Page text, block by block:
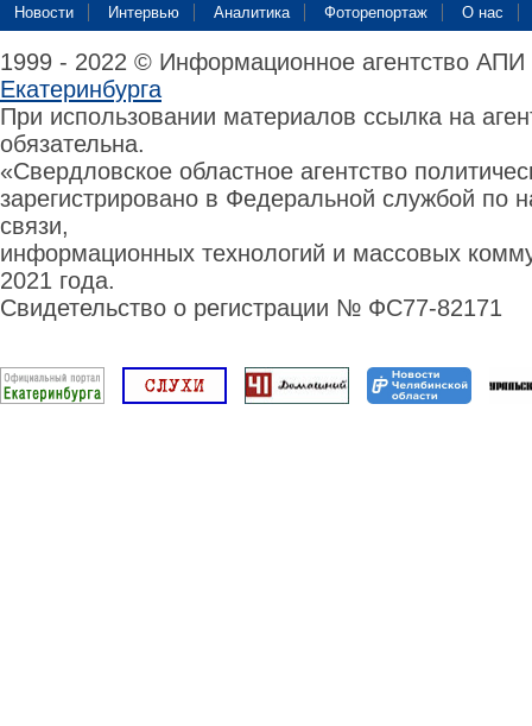
Новости Интервью Аналитика Фоторепортаж О нас
1999 - 2022 © Информационное агентство
Екатеринбурга
При использовании материалов ссылка на
обязательна.
«Свердловское областное агентство
зарегистрировано в Федеральной службой по
связи,
информационных технологий и массовых
2021 года.
Свидетельство о регистрации № ФС77-82171